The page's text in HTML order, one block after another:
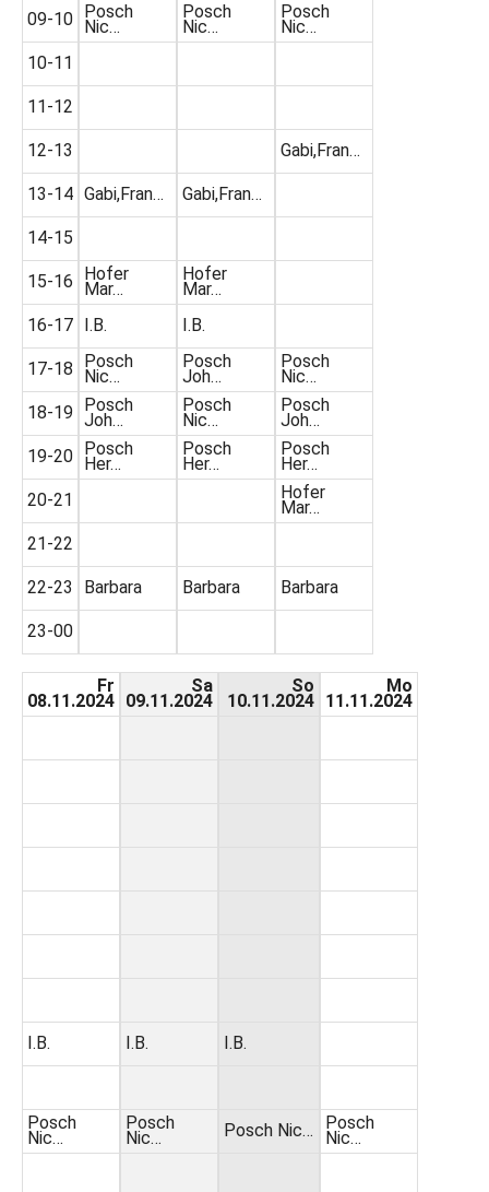
09-10
10-11
11-12
12-13
13-14
14-15
15-16
16-17
17-18
18-19
19-20
20-21
21-22
22-23
23-00
Posch
Nic…
Gabi,Fran…
Hofer
Mar…
I.B.
Posch
Nic…
Posch
Joh…
Posch
Her…
Barbara
Posch
Nic…
Gabi,Fran…
Hofer
Mar…
I.B.
Posch
Joh…
Posch
Nic…
Posch
Her…
Barbara
Posch
Nic…
Gabi,Fran…
Posch
Nic…
Posch
Joh…
Posch
Her…
Hofer
Mar…
Barbara
Fr
08.11.2024
I.B.
Posch
Nic…
Sa
09.11.2024
I.B.
Posch
Nic…
So
10.11.2024
I.B.
Posch Nic…
Mo
11.11.2024
Posch
Nic…